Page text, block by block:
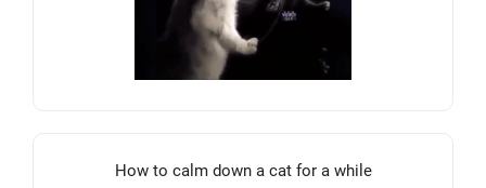
How to calm down a cat for a while